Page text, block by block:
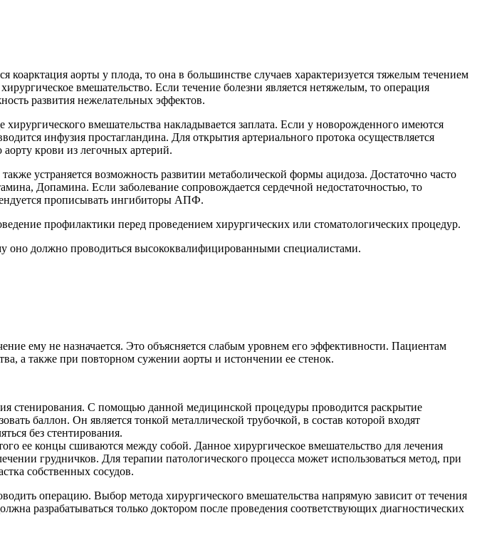
коарктация аорты у плода, то она в большинстве случаев характеризуется тяжелым течением
вмешательство. Если течение болезни является нетяжелым, то операция
развития нежелательных эффектов.
вмешательства накладывается заплата. Если у новорожденного имеются
инфузия простагландина. Для открытия артериального протока осуществляется
крови из легочных артерий.
устраняется возможность развитии метаболической формы ацидоза. Достаточно часто
Допамина. Если заболевание сопровождается сердечной недостаточностью, то
прописывать ингибиторы АПФ.
профилактики перед проведением хирургических или стоматологических процедур.
оно должно проводиться высококвалифицированными специалистами.
ему не назначается. Это объясняется слабым уровнем его эффективности. Пациентам
а также при повторном сужении аорты и истончении ее стенок.
стенирования. С помощью данной медицинской процедуры проводится раскрытие
баллон. Он является тонкой металлической трубочкой, в состав которой входят
без стентирования.
ее концы сшиваются между собой. Данное хирургическое вмешательство для лечения
грудничков. Для терапии патологического процесса может использоваться метод, при
собственных сосудов.
операцию. Выбор метода хирургического вмешательства напрямую зависит от течения
разрабатываться только доктором после проведения соответствующих диагностических